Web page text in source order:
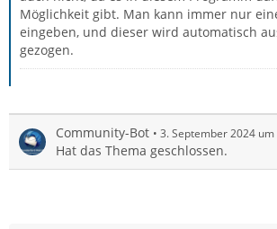
Möglichkeit gibt. Man kann immer nur
eingeben, und dieser wird automatisch
gezogen.
Community-Bot 3. September 2024 um
Hat das Thema geschlossen.